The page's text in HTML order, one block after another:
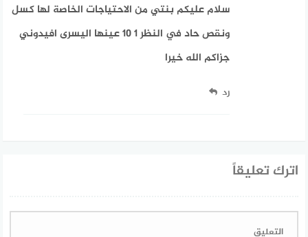
سلام عليكم بنتي من الاحتياجات الخاصة لها كسل
ونقص حاد في النظر 1 10 عينها اليسرى افيدوني
جزاكم الله خيرا
رد
اترك تعليقاً